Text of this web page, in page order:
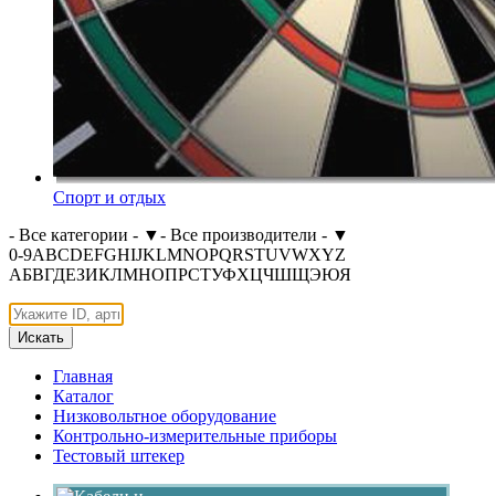
Спорт и отдых
- Все категории - ▼- Все производители - ▼
0-9ABCDEFGHIJKLMNOPQRSTUVWXYZ
АБВГДЕЗИКЛМНОПРСТУФХЦЧШЩЭЮЯ
Искать
Главная
Каталог
Низковольтное оборудование
Контрольно-измерительные приборы
Тестовый штекер